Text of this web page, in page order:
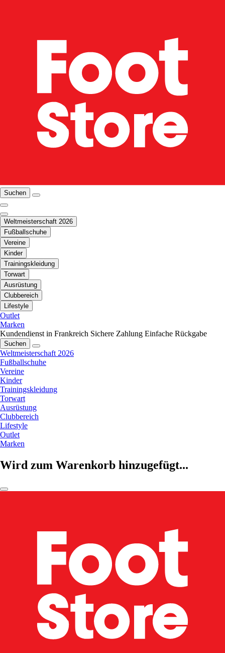
Suchen
Weltmeisterschaft 2026
Fußballschuhe
Vereine
Kinder
Trainingskleidung
Torwart
Ausrüstung
Clubbereich
Lifestyle
Outlet
Marken
Kundendienst in Frankreich Sichere Zahlung Einfache Rückgabe
Suchen
Weltmeisterschaft 2026
Fußballschuhe
Vereine
Kinder
Trainingskleidung
Torwart
Ausrüstung
Clubbereich
Lifestyle
Outlet
Marken
Wird zum Warenkorb hinzugefügt...